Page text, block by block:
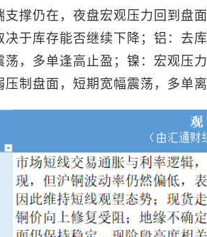
支撑仍在，夜盘宏观压力回到盘
决于库存能否继续下降；铝：去
荡，多单逢高止盈；镍：宏观压
压制盘面，短期宽幅震荡，多单